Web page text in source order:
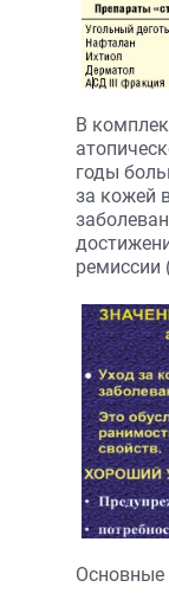
В
годы
за кожей
ремиссии
Основные